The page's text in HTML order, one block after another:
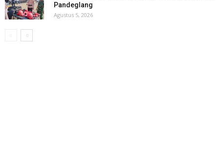
Pandeglang
Agustus 5, 2026